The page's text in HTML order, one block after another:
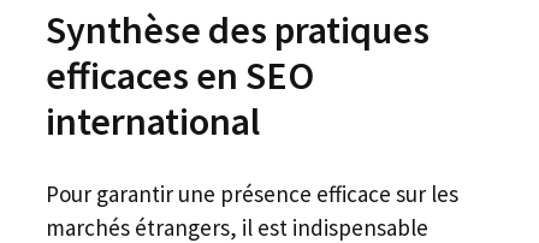
Synthèse des pratiques
efficaces en SEO
international
Pour garantir une présence efficace sur les
marchés étrangers, il est indispensable